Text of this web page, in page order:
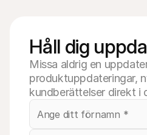
Håll dig
Missa aldrig en
produktuppdateringar,
kundberättelser direkt i